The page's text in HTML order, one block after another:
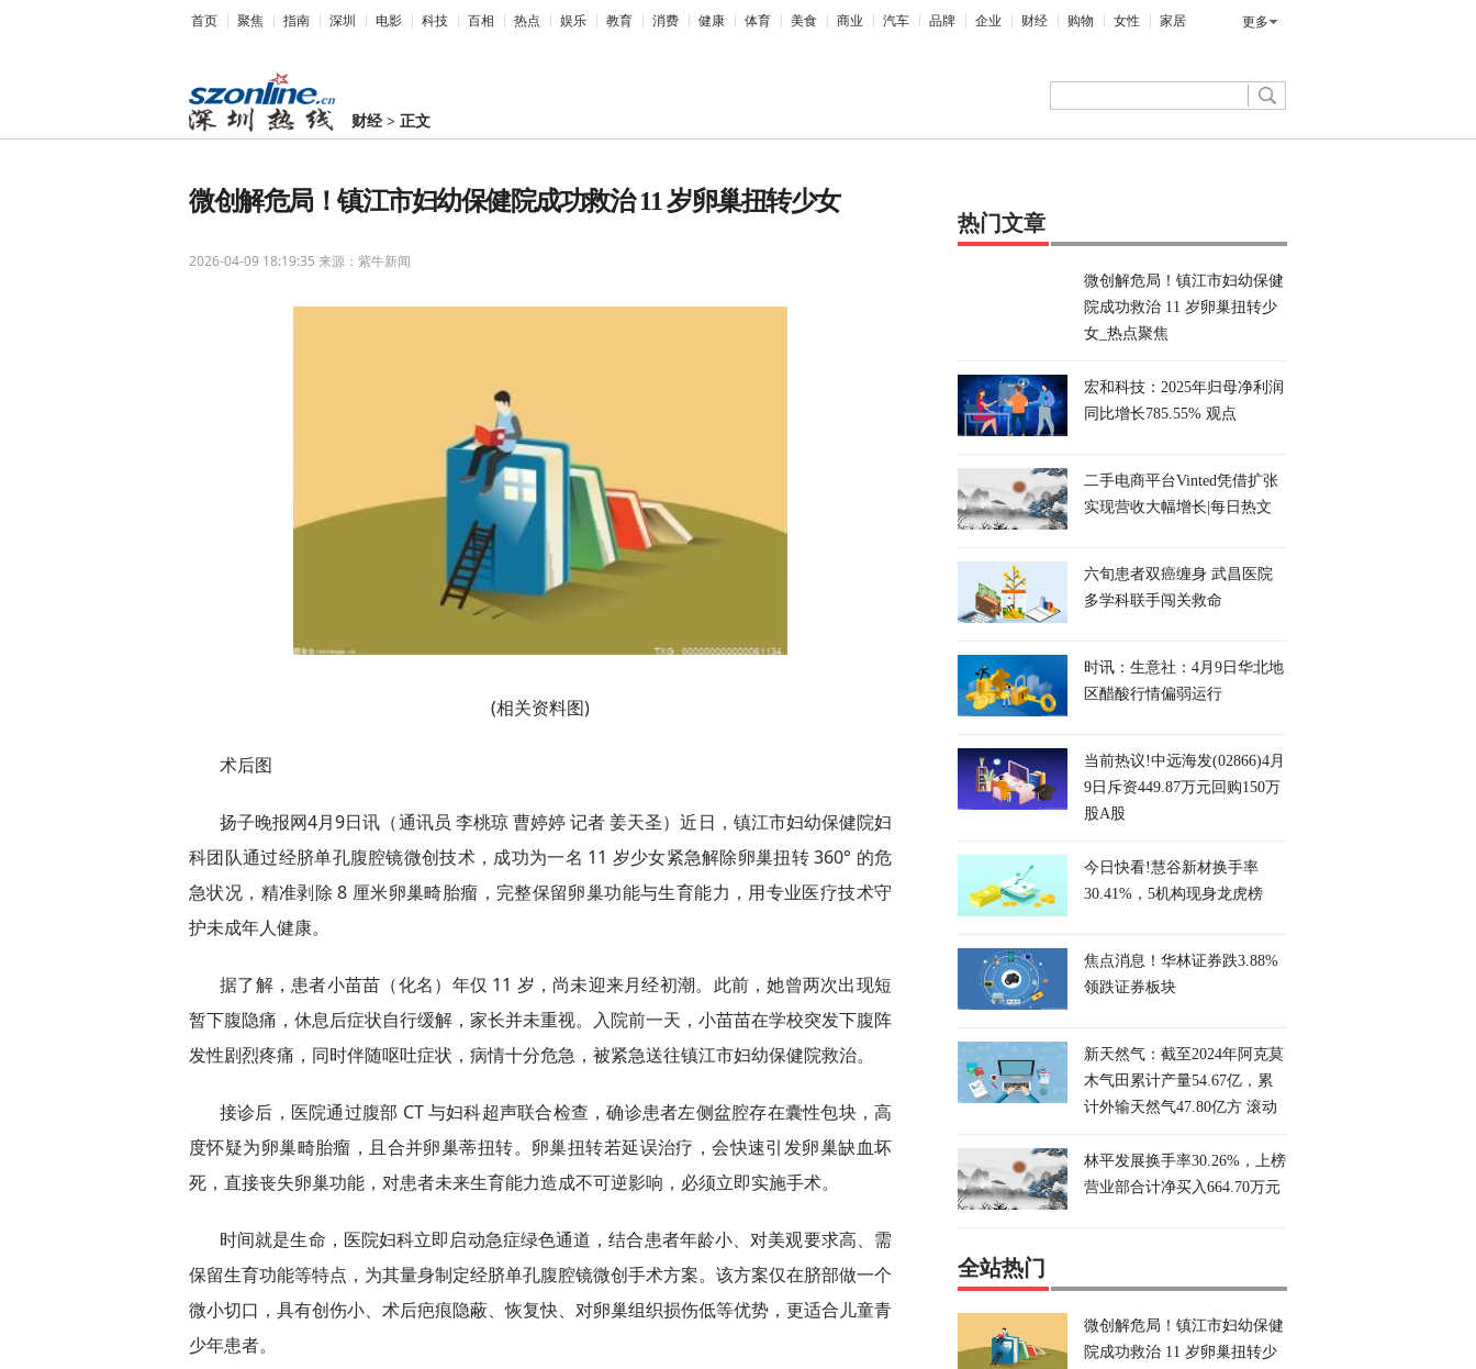
首页 聚焦 指南 深圳 电影 科技 百相 热点 娱乐 教育 消费 健康 体育 美食 商业 汽车 品牌 企业 财经 购物 女性 家居 更多
财经>正文
微创解危局！镇江市妇幼保健院成功救治 11 岁卵巢扭转少女
2026-04-09 18:19:35 来源：紫牛新闻
(相关资料图)
术后图
扬子晚报网4月9日讯（通讯员 李桃琼 曹婷婷 记者 姜天圣）近日，镇江市妇幼保健院妇
科团队通过经脐单孔腹腔镜微创技术，成功为一名 11 岁少女紧急解除卵巢扭转 360° 的危
急状况，精准剥除 8 厘米卵巢畸胎瘤，完整保留卵巢功能与生育能力，用专业医疗技术守
护未成年人健康。
据了解，患者小苗苗（化名）年仅 11 岁，尚未迎来月经初潮。此前，她曾两次出现短
暂下腹隐痛，休息后症状自行缓解，家长并未重视。入院前一天，小苗苗在学校突发下腹阵
发性剧烈疼痛，同时伴随呕吐症状，病情十分危急，被紧急送往镇江市妇幼保健院救治。
接诊后，医院通过腹部 CT 与妇科超声联合检查，确诊患者左侧盆腔存在囊性包块，高
度怀疑为卵巢畸胎瘤，且合并卵巢蒂扭转。卵巢扭转若延误治疗，会快速引发卵巢缺血坏
死，直接丧失卵巢功能，对患者未来生育能力造成不可逆影响，必须立即实施手术。
时间就是生命，医院妇科立即启动急症绿色通道，结合患者年龄小、对美观要求高、需
保留生育功能等特点，为其量身制定经脐单孔腹腔镜微创手术方案。该方案仅在脐部做一个
微小切口，具有创伤小、术后疤痕隐蔽、恢复快、对卵巢组织损伤低等优势，更适合儿童青
少年患者。
热门文章
微创解危局！镇江市妇幼保健
院成功救治 11 岁卵巢扭转少
女_热点聚焦
宏和科技：2025年归母净利润
同比增长785.55% 观点
二手电商平台Vinted凭借扩张
实现营收大幅增长|每日热文
六旬患者双癌缠身 武昌医院
多学科联手闯关救命
时讯：生意社：4月9日华北地
区醋酸行情偏弱运行
当前热议!中远海发(02866)4月
9日斥资449.87万元回购150万
股A股
今日快看!慧谷新材换手率
30.41%，5机构现身龙虎榜
焦点消息！华林证券跌3.88%
领跌证券板块
新天然气：截至2024年阿克莫
木气田累计产量54.67亿，累
计外输天然气47.80亿方 滚动
林平发展换手率30.26%，上榜
营业部合计净买入664.70万元
全站热门
微创解危局！镇江市妇幼保健
院成功救治 11 岁卵巢扭转少